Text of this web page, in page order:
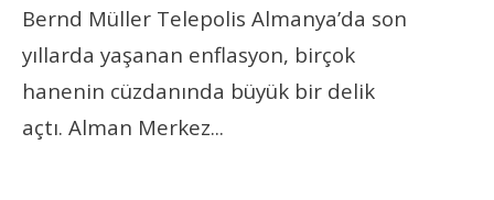
Bernd Müller Telepolis Almanya’da son
yıllarda yaşanan enflasyon, birçok
hanenin cüzdanında büyük bir delik
açtı. Alman Merkez...